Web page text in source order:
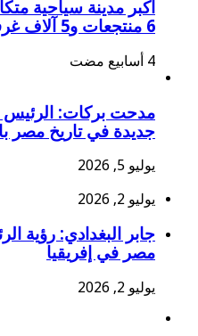
أكبر مدينة سياحية
6 منتجعات و5 آلاف غرفة
مدحت بركات:
جديدة في تاريخ مصر
يوليو 5, 2026
يوليو 2, 2026
جابر البغدادي: رؤية
مصر في إفريقيا
يوليو 2, 2026